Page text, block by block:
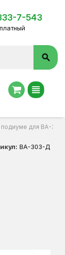
7-543
search
view_headline
подиуме для ВА-
ВА-303-Д